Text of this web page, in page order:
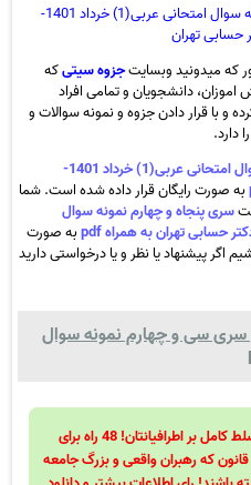
دانلود رایگان سری پنجاه و چهارم نمونه سوال امتحانی عربی(1) خرداد 1401-
حسابی تهران
که میدونید وبسایتجزوه سیتیکه
دانشجویان و تمامی افراد
با قرار دادن جزوه و نمونه سوالات و
دارد.
سری پنجاه و چهارم نمونه سوال امتحانی عربی(1) خرداد 1401-
به صورت رایگان قرار داده شده است. شما
سری پنجاه و چهارم نمونه سوال
به صورت
اگر پیشنهاد یا نظر و یا درخواستی دارید
سری سی و چهارم نمونه سوال
48 قانون قدرت! 48 فرمول برای تسلط کامل بر اطرافیانتان! 48 راه برای
رهبری گروه، جمع و زیر دستانتان! 48 قانون که رهبران واقعی و بزرگ جامعه